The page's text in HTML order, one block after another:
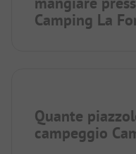
Camping La
Quante
campeggio